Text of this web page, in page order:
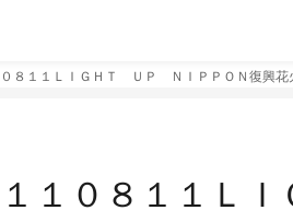
０８１１ＬＩＧＨＴ ＵＰ ＮＩＰＰＯＮ復興花
１１０８１１Ｌ